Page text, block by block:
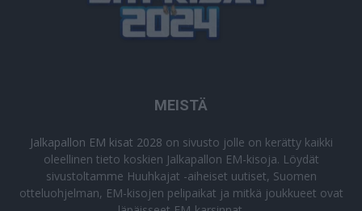
MEISTÄ
Jalkapallon EM kisat 2028 on sivusto jolle on kerätty kaikki
oleellinen tieto koskien Jalkapallon EM-kisoja. Löydät
sivustoltamme Huuhkajat -aiheiset uutiset, Suomen
otteluohjelman, EM-kisojen pelipaikat ja mitkä joukkueet ovat